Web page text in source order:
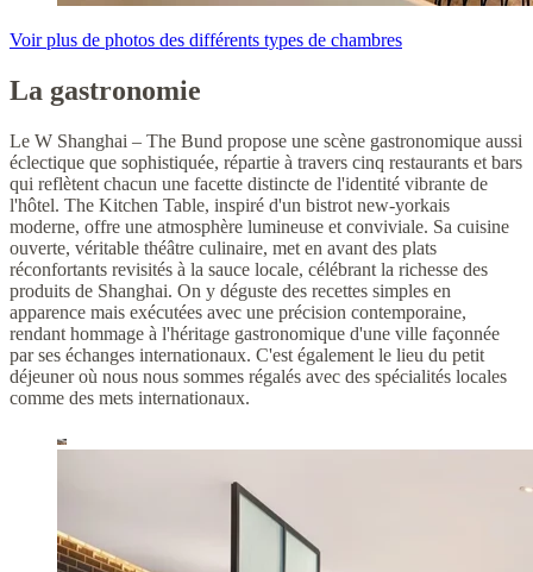
Voir plus de photos des différents types de chambres
La gastronomie
Le W Shanghai – The Bund propose une scène gastronomique aussi
éclectique que sophistiquée, répartie à travers cinq restaurants et bars
qui reflètent chacun une facette distincte de l'identité vibrante de
l'hôtel. The Kitchen Table, inspiré d'un bistrot new-yorkais
moderne, offre une atmosphère lumineuse et conviviale. Sa cuisine
ouverte, véritable théâtre culinaire, met en avant des plats
réconfortants revisités à la sauce locale, célébrant la richesse des
produits de Shanghai. On y déguste des recettes simples en
apparence mais exécutées avec une précision contemporaine,
rendant hommage à l'héritage gastronomique d'une ville façonnée
par ses échanges internationaux. C'est également le lieu du petit
déjeuner où nous nous sommes régalés avec des spécialités locales
comme des mets internationaux.